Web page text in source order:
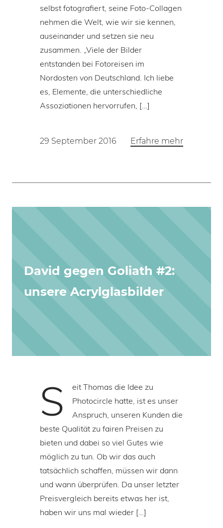
selbst fotografiert, seine Foto-Collagen
nehmen die Welt, wie wir sie kennen,
auseinander und setzen sie neu
zusammen. „Viele der Bilder
entstanden bei Fotoreisen im
Nordosten von Deutschland. Ich liebe
es, Elemente, die unterschiedliche
Assoziationen hervorrufen, […]
29 September 2016 Erfahre mehr
David gegen Goliath #2:
unsere Acrylglasbilder
S
eit Thomas die Idee zu
Photocircle hatte, ist es unser
Anspruch, unseren Kunden die
beste Qualität zu fairen Preisen zu
bieten und dabei so viel Gutes wie
möglich zu tun. Ob wir das auch
tatsächlich schaffen, müssen wir dann
und wann überprüfen. Da unser letzter
Preisvergleich bereits etwas her ist,
haben wir uns mal wieder […]